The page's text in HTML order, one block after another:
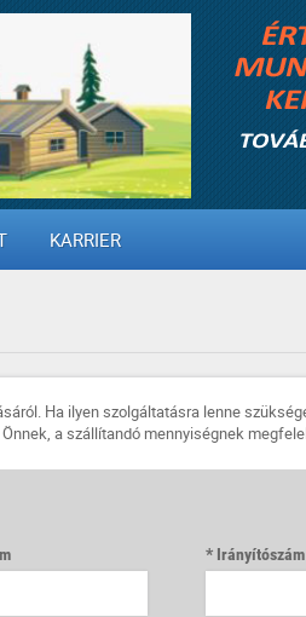
KARRIER
Ha ilyen szolgáltatásra lenne
a szállítandó mennyiségnek
Irányítószám